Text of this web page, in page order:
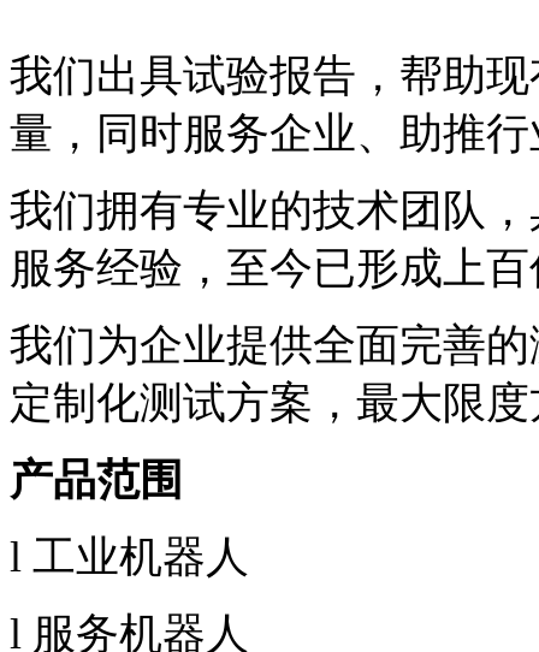
我们出具试验报告，帮助
量，同时服务企业、助推
我们拥有专业的技术团队
服务经验，至今已形成上
我们为企业提供全面完善
定制化测试方案，最大限
产品范围
l 工业机器人
l 服务机器人